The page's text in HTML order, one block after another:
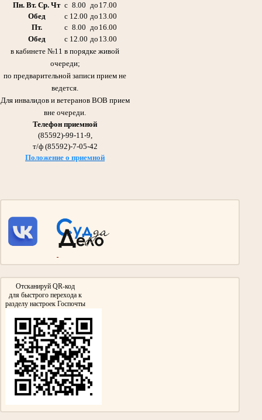
Галиуллин Габдулла Сибгатович 21.11.1920 -11.08.2006гг.
Абдрашитовой Мусфиры Габдулловны - председателя суда с 1986 по 2013гг.
Награжден Орденом Красного Знамени,
медалью «За оборону Сталинграда»
Дед Абдрашитовой Мусфиры Габдулловны - председателя суда с 1986 по 2013гг.
Участвовал в сражении на Курской Дуге и взятии Берлина.
Награжден Орденом Красной звезды, Медалью «За взятие Берлина»
Медалью «За победу над Германией в Великой Отечественной войне 1941-
Гизатуллин Ярулла Хикматович
Участник Великой Отечественной войны
нарсудья Тумутукского(ныне Азнакаевского) народного суда с 1954 по 1957гг.
медалями «За Победу над Германией в Великой Отечественной войне
«За доблестный труд в Великой Отечественной войне 1941-1945гг.»
Пн. Вт. Ср. Чт с 8.00 до 17.00
Обед
с 12.00 до 13.00
Пт.
с 8.00 до 16.00
Обед
с 12.00 до 13.00
в кабинете №11 в порядке живой
очереди;
по предварительной записи прием не
ведется.
Для инвалидов и ветеранов ВОВ прием
вне очереди.
Телефон приемной
(85592)-99-11-9,
т/ф (85592)-7-05-42
Положение о приемной
Отсканируй QR-код
для быстрого перехода к
разделу настроек Госпочты